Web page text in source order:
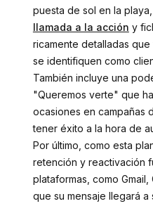
puesta de sol en la
llamada a la acción y
ricamente detalladas
se identifiquen como
También incluye una
"Queremos verte" que
ocasiones en campañas
tener éxito a la hora de
Por último, como esta
retención y reactivación
plataformas, como
que su mensaje llegará